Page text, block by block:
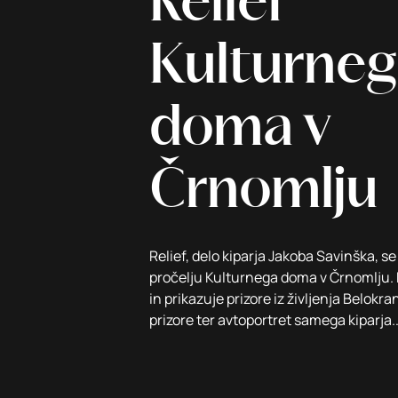
doma v
Črnomlju
Relief, delo kiparja Jakoba Savinška,
pročelju Kulturnega doma v Črnomlju.
in prikazuje prizore iz življenja
prizore ter avtoportret samega kiparja.